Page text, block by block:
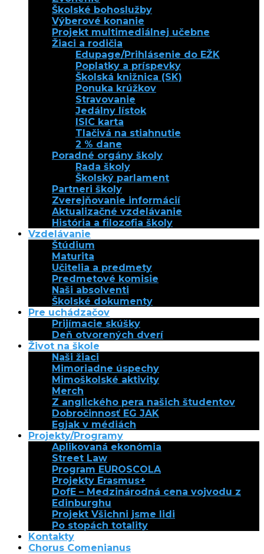
Školské bohoslužby
Výberové konanie
Projekt multimediálnej učebne
Žiaci a rodičia
Edupage/Prihlásenie do EŽK
Poplatky a príspevky
Školská knižnica (SK)
Ponuka krúžkov
Stravovanie
Jedálny lístok
ISIC karta
Tlačivá na stiahnutie
2 % dane
Poradné orgány školy
Rada školy
Školský parlament
Partneri školy
Zverejňovanie informácií
Aktualizačné vzdelávanie
História a filozofia školy
Vzdelávanie
Štúdium
Maturita
Učitelia a predmety
Predmetové komisie
Naši absolventi
Školské dokumenty
Pre uchádzačov
Prijímacie skúšky
Deň otvorených dverí
Život na škole
Naši žiaci
Mimoriadne úspechy
Mimoškolské aktivity
Merch
Z anglického pera našich študentov
Dobročinnosť EG JAK
Egjak v médiách
Projekty/Programy
Aplikovaná ekonómia
Street Law
Program EUROSCOLA
Projekty Erasmus+
DofE – Medzinárodná cena vojvodu z
Edinburghu
Projekt Všichni jsme lidi
Po stopách totality
Kontakty
Chorus Comenianus